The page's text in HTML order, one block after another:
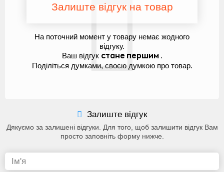
Залиште відгук на товар
На поточний момент у товару немає жодного
відгуку.
Ваш відгук стане першим .
Поділіться думками, своєю думкою про товар.
Залиште відгук
Дякуємо за залишені відгуки. Для того, щоб залишити відгук Вам
просто заповніть форму нижче.